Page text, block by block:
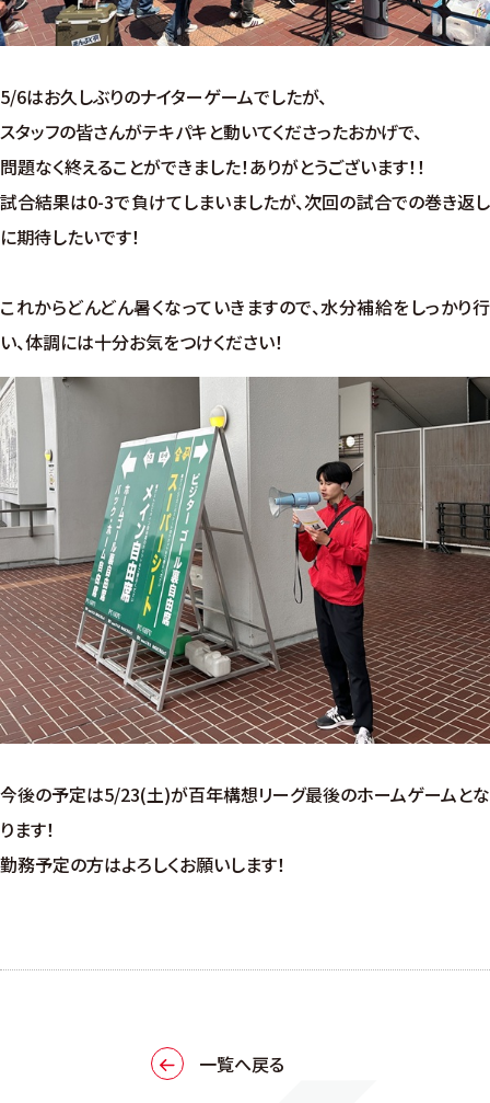
5/6はお久しぶりのナイターゲームでしたが、
スタッフの皆さんがテキパキと動いてくださったおかげで、
問題なく終えることができました！ありがとうございます！！
試合結果は0-3で負けてしまいましたが、次回の試合での巻き返し
に期待したいです！
これからどんどん暑くなっていきますので、水分補給をしっかり行
い、体調には十分お気をつけください！
今後の予定は5/23(土)が百年構想リーグ最後のホームゲームとな
ります！
勤務予定の方はよろしくお願いします！
一覧へ戻る